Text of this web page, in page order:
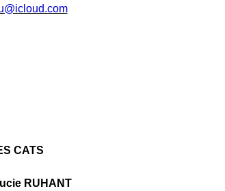
CATS
RUHANT